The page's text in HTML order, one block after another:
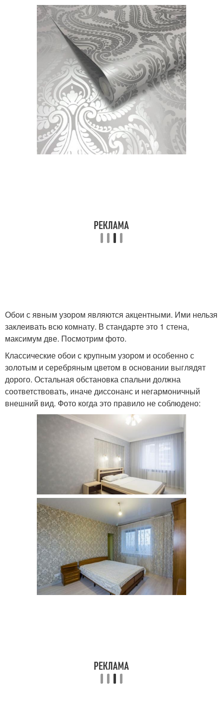
Обои с явным узором являются акцентными. Ими нельзя
заклеивать всю комнату. В стандарте это 1 стена,
максимум две. Посмотрим фото.
Классические обои с крупным узором и особенно с
золотым и серебряным цветом в основании выглядят
дорого. Остальная обстановка спальни должна
соответствовать, иначе диссонанс и негармоничный
внешний вид. Фото когда это правило не соблюдено: